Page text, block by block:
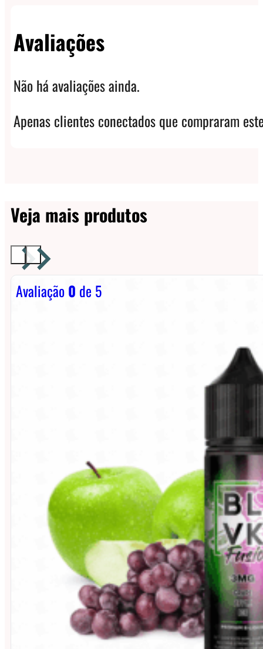
Avaliações
Não há avaliações ainda.
Apenas clientes conectados que compraram
Veja mais produtos
Avaliação0 de 5